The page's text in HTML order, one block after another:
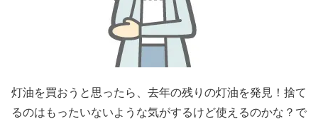
灯油を買おうと思ったら、去年の残りの灯油を発見！捨て
るのはもったいないような気がするけど使えるのかな？で